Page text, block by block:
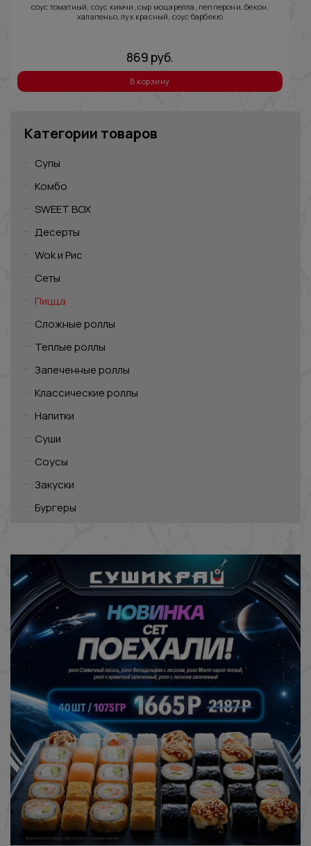
соус томатный, соус кимчи, сыр моцарелла, пепперони, бекон,
халапеньо, лук красный, соус барбекю
869 руб.
В корзину
Категории товаров
Супы
Комбо
SWEET BOX
Десерты
Wok и Рис
Сеты
Пицца
Сложные роллы
Теплые роллы
Запеченные роллы
Классические роллы
Напитки
Суши
Соусы
Закуски
Бургеры